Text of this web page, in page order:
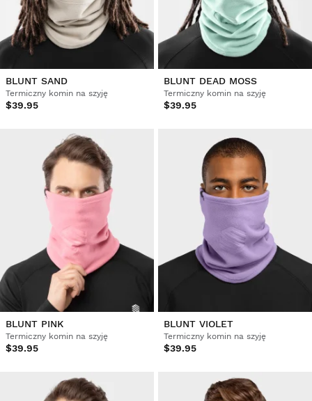
BLUNT SAND
Termiczny komin na szyję
$39.95
BLUNT DEAD MOSS
Termiczny komin na szyję
$39.95
BLUNT PINK
Termiczny komin na szyję
$39.95
BLUNT VIOLET
Termiczny komin na szyję
$39.95